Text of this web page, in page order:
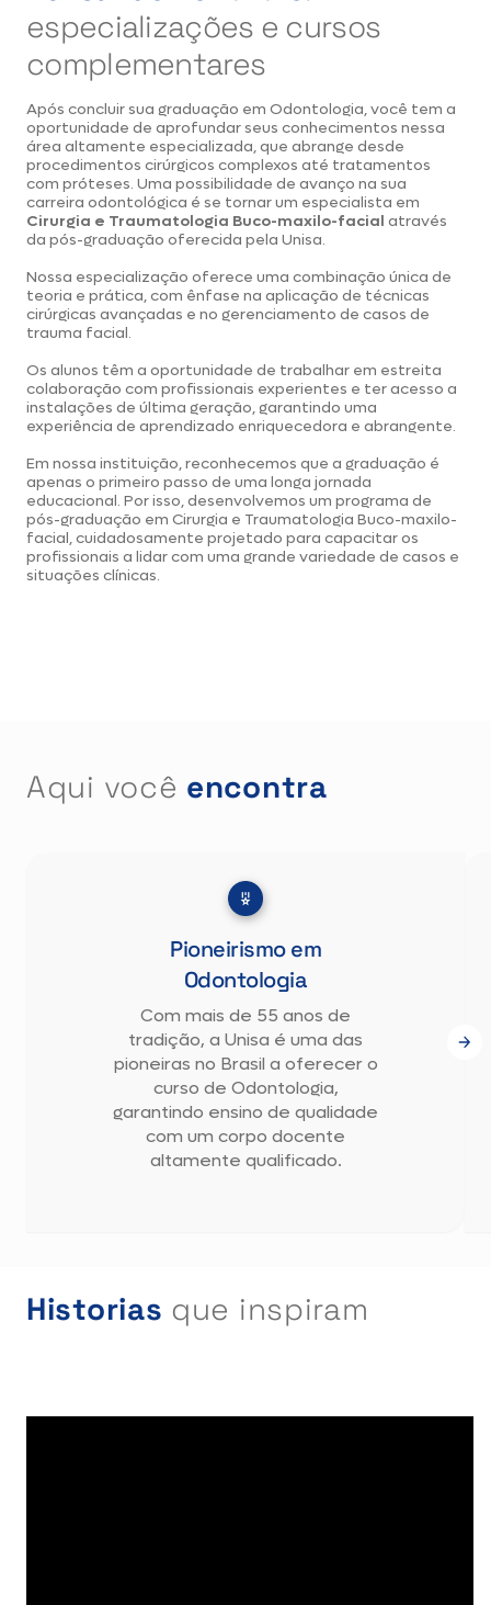
especializações e cursos
complementares
Após concluir sua graduação em Odontologia, você tem a
oportunidade de aprofundar seus conhecimentos nessa
área altamente especializada, que abrange desde
procedimentos cirúrgicos complexos até tratamentos
com próteses. Uma possibilidade de avanço na sua
carreira odontológica é se tornar um especialista em
Cirurgia e Traumatologia Buco-maxilo-facial através
da pós-graduação oferecida pela Unisa.
Nossa especialização oferece uma combinação única de
teoria e prática, com ênfase na aplicação de técnicas
cirúrgicas avançadas e no gerenciamento de casos de
trauma facial.
Os alunos têm a oportunidade de trabalhar em estreita
colaboração com profissionais experientes e ter acesso a
instalações de última geração, garantindo uma
experiência de aprendizado enriquecedora e abrangente.
Em nossa instituição, reconhecemos que a graduação é
apenas o primeiro passo de uma longa jornada
educacional. Por isso, desenvolvemos um programa de
pós-graduação em Cirurgia e Traumatologia Buco-maxilo-
facial, cuidadosamente projetado para capacitar os
profissionais a lidar com uma grande variedade de casos e
situações clínicas.
Aqui você encontra
Pioneirismo em
Odontologia
Com mais de 55 anos de
tradição, a Unisa é uma das
pioneiras no Brasil a oferecer o
curso de Odontologia,
garantindo ensino de qualidade
com um corpo docente
altamente qualificado.
Historias que inspiram